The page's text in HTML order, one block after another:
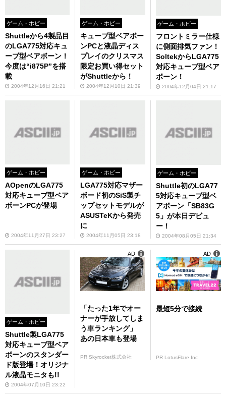
ゲーム・ホビー
Shuttleから4製品目
のLGA775対応キュ
ーブ型ベアボーン！
今度は“i875P”を搭
載
2004年12月16日 21:21
ゲーム・ホビー
キューブ型ベアボー
ンPCと液晶ディス
プレイのクリスマス
限定お買い得セット
がShuttleから！
2004年12月10日 21:39
ゲーム・ホビー
フロントミラー仕様
に側面排気ファン！
SoltekからLGA775
対応キューブ型ベア
ボーン！
2004年12月04日 21:17
ゲーム・ホビー
AOpenのLGA775
対応キューブ型ベア
ボーンPCが登場
2004年11月27日 23:27
ゲーム・ホビー
LGA775対応マザー
ボード初のSiS製チ
ップセットモデルが
ASUSTeKから発売
に
2004年11月05日 23:18
ゲーム・ホビー
Shuttle初のLGA77
5対応キューブ型ベ
アボーン「SB83G
5」が本日デビュ
ー！
2004年08月05日 21:34
ゲーム・ホビー
Shuttle製LGA775
対応キューブ型ベア
ボーンのスタンダー
ド版登場！オリジナ
ル液晶モニタも!!
2004年07月10日 23:22
「たった1年でオー
ナーが手放してしま
う車ランキング」
あの日本車も登場
PR Skyrocket株式会社
AD
最短5分で接続
PR LotusFlare Inc
AD